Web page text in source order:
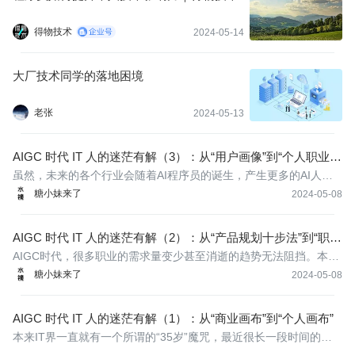
得物技术 2024-05-14
大厂技术同学的落地困境
老张 2024-05-13
AIGC 时代 IT 人的迷茫有解（3）：从“用户画像”到“个人职业画
像”
糖小妹来了 2024-05-08
​虽然，未来的各个行业会随着AI程序员的诞生，产生更多的AI人来
替代人类的工作，但他们只能替代那些模式化的、重复性的工作，
AIGC 时代 IT 人的迷茫有解（2）：从“产品规划十步法”到“职业
规划十步法”
糖小妹来了 2024-05-08
AIGC时代，很多职业的需求量变少甚至消逝的趋势无法阻挡。本来
就卷的环境，加上AIGC的入局，作为个人，对自我职业规划的探索
到的
AIGC 时代 IT 人的迷茫有解（1）：从“商业画布”到“个人画布”
​本来IT界一直就有一个所谓的“35岁”魔咒，最近很长一段时间的国